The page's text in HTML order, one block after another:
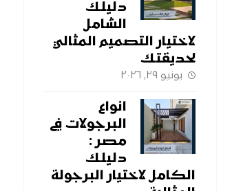
دليلك
الشامل
لاختيار التصميم المثالي
لحديقتك
يونيو ٢٩, ٢٠٢٦
انواع
البرجولات في
مصر :
دليلك
الكامل لاختيار البرجولة